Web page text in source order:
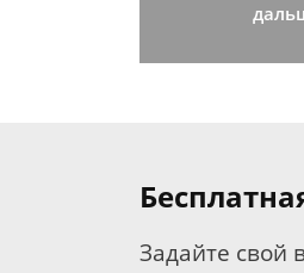
Задайте свой